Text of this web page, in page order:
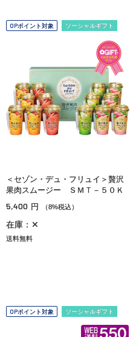
OPポイント対象 ソーシャルギフト
＜セゾン・デュ・フリュイ＞贅沢
果肉スムージー ＳＭＴ－５０Ｋ
5,400 円 （8%税込）
在庫：✕
送料無料
OPポイント対象 ソーシャルギフト